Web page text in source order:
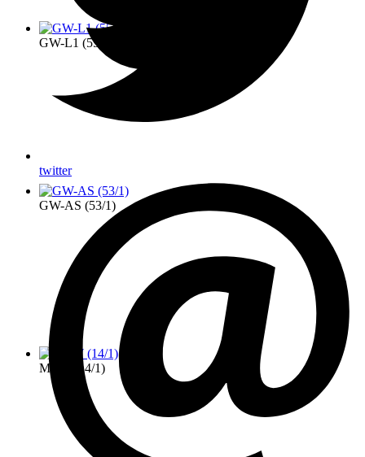
GW-L1 (55/1)
GW-AS (53/1)
MTW (14/1)
twitter